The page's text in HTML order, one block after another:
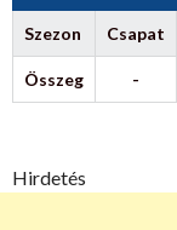
Szezon Csapat
Összeg -
Hirdetés